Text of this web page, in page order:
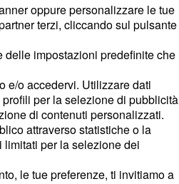
oppure personalizzare le tue
terzi, cliccando sul pulsante
delle impostazioni predefinite che
e/o accedervi. Utilizzare dati
per la selezione di pubblicità
di contenuti personalizzati.
attraverso statistiche o la
per la selezione dei
le tue preferenze, ti invitiamo a